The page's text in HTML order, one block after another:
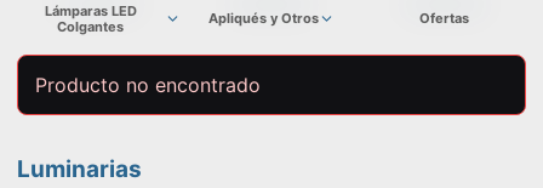
Lámparas LED
Colgantes
Apliqués y Otros Ofertas
Producto no encontrado
Luminarias